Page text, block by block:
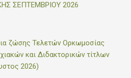
ΣΕΠΤΕΜΒΡΙΟΥ 2026
ζώσης Τελετών Ορκωμοσίας
και Διδακτορικών τίτλων
2026)